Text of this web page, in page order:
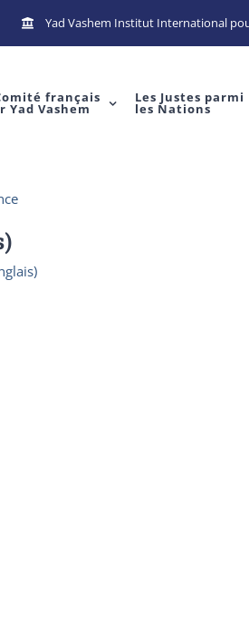
Yad Vashem Institut International
français
Yad Vashem
Les Justes parmi
les Nations